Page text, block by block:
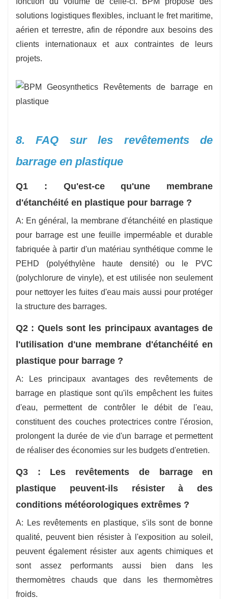
solutions logistiques flexibles, incluant le fret maritime,
aérien et terrestre, afin de répondre aux besoins des
clients internationaux et aux contraintes de leurs
projets.
8. FAQ sur les revêtements de
barrage en plastique
Q1 : Qu'est-ce qu'une membrane
d'étanchéité en plastique pour barrage ?
A: En général, la membrane d'étanchéité en plastique
pour barrage est une feuille imperméable et durable
fabriquée à partir d'un matériau synthétique comme le
PEHD (polyéthylène haute densité) ou le PVC
(polychlorure de vinyle), et est utilisée non seulement
pour nettoyer les fuites d'eau mais aussi pour protéger
la structure des barrages.
Q2 : Quels sont les principaux avantages de
l'utilisation d'une membrane d'étanchéité en
plastique pour barrage ?
A: Les principaux avantages des revêtements de
barrage en plastique sont qu'ils empêchent les fuites
d'eau, permettent de contrôler le débit de l'eau,
constituent des couches protectrices contre l'érosion,
prolongent la durée de vie d'un barrage et permettent
de réaliser des économies sur les budgets d'entretien.
Q3 : Les revêtements de barrage en
plastique peuvent-ils résister à des
conditions météorologiques extrêmes ?
A: Les revêtements en plastique, s'ils sont de bonne
qualité, peuvent bien résister à l'exposition au soleil,
peuvent également résister aux agents chimiques et
sont assez performants aussi bien dans les
thermomètres chauds que dans les thermomètres
froids.